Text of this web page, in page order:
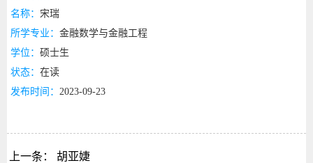
名称： 宋瑞
所学专业： 金融数学与金融工程
学位： 硕士生
状态： 在读
发布时间： 2023-09-23
上一条： 胡亚婕